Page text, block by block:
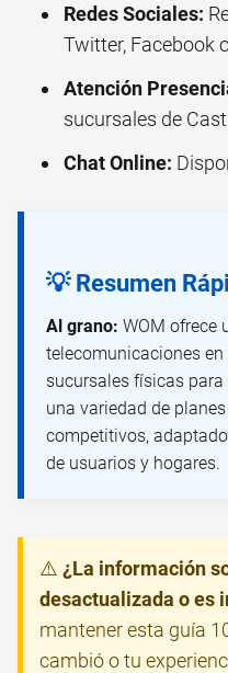
Redes Sociales:
Twitter, Facebook
Atención
sucursales de
Chat Online:
💡 Resumen
Al grano: WOM ofrece
telecomunicaciones
sucursales físicas
una variedad de
competitivos,
de usuarios y hogares.
⚠️ ¿La información
desactualizada o es
mantener esta guía
cambió o tu